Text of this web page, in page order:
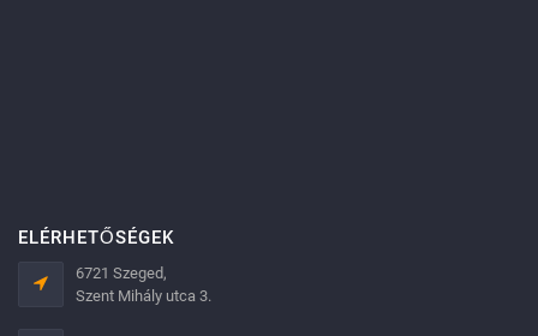
ELÉRHETŐSÉGEK
6721 Szeged,
Szent Mihály utca 3.